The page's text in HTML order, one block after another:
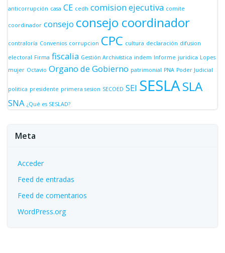
anticorrupción casa CE cedh comision ejecutiva comite
coordinador consejo consejo coordinador
contraloría Convenios corrupcion CPC cultura declaración difusion
electoral Firma fiscalia Gestión Archivística indem Informe juridica Lopes
mujer Octavio Organo de Gobierno patrimonial PNA Poder Judicial
politica presidente primera sesion SECOED SEI SESLASLA
SNA ¿Qué es SESLAD?
Meta
Acceder
Feed de entradas
Feed de comentarios
WordPress.org